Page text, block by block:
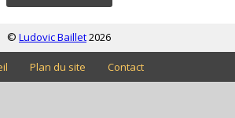
© Ludovic Baillet2026
Plan du site Contact